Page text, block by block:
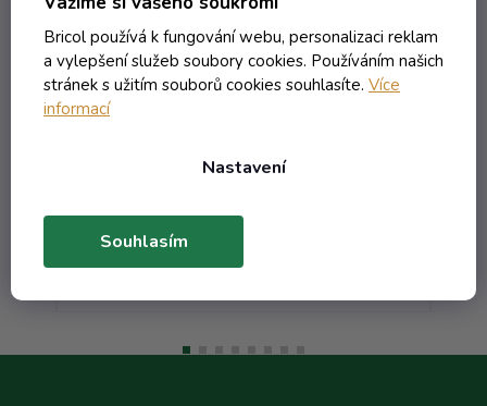
Bricol používá k fungování webu, personalizaci reklam
a vylepšení služeb soubory cookies. Používáním našich
stránek s užitím souborů cookies souhlasíte. Více
informací
Nastavení
Souhlasím
Zábrusem a Širokým Uzávěrem -
1.00 hnědá
Skladem
200,76 Kč včetně DPH
165,92 Kč